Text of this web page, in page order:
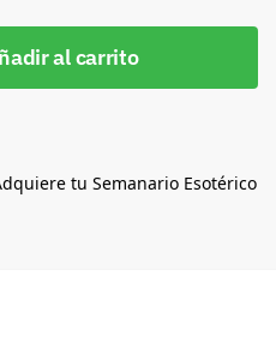
al carrito
tu Semanario Esotérico